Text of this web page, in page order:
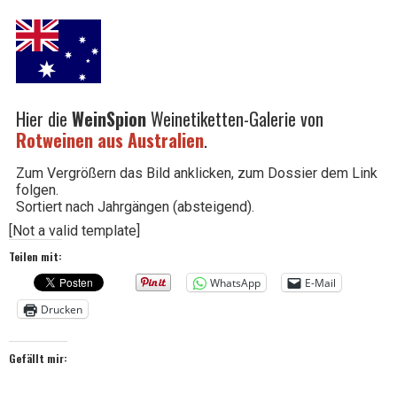
zu
kurz
für
schlechten
Wein
Hier die WeinSpionWeinetiketten-Galerie von
Rotweinen aus Australien.
Zum Vergrößern das Bild anklicken, zum Dossier dem Link
folgen.
Sortiert nach Jahrgängen (absteigend).
[Not a valid template]
Teilen mit:
WhatsApp
E-Mail
Drucken
Gefällt mir: